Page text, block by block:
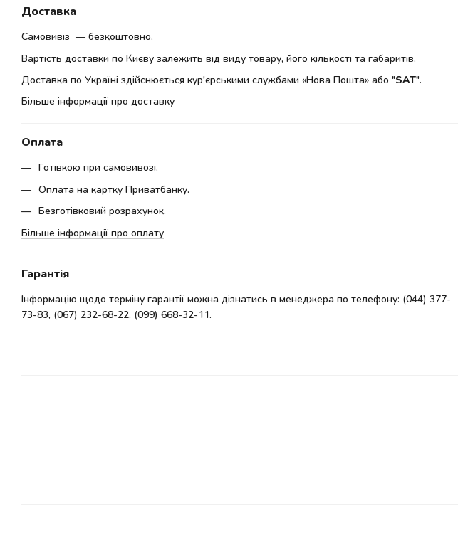
Доставка
Самовивіз — безкоштовно.
Вартість доставки по Києву залежить від виду товару, його кількості та габаритів.
Доставка по Україні здійснюється кур'єрськими службами «Нова Пошта» або "SAT".
Більше інформації про доставку
Оплата
Готівкою при самовивозі.
Оплата на картку Приватбанку.
Безготівковий розрахунок.
Більше інформації про оплату
Гарантія
Інформацію щодо терміну гарантії можна дізнатись в менеджера по телефону: (044) 377-
73-83, (067) 232-68-22, (099) 668-32-11.